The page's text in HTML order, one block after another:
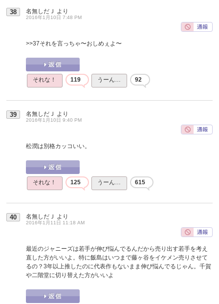
38 名無しだＪ より
2016年1月10日 7:48 PM
>>37それを言っちゃ〜おしめぇよ〜
それな！ 119 うーん… 92
39 名無しだＪ より
2016年1月10日 9:40 PM
松潤は別格カッコいい。
それな！ 125 うーん… 615
40 名無しだＪ より
2016年1月11日 11:18 AM
最近のジャニーズは若手が伸び悩んでるんだから売り出す若手を考え
直した方がいいよ。特に飯島はいつまで藤ヶ谷をイケメン売りさせて
るの？3年以上推したのに代表作もないまま伸び悩んでるじゃん。千賀
や二階堂に切り替えた方がいいよ